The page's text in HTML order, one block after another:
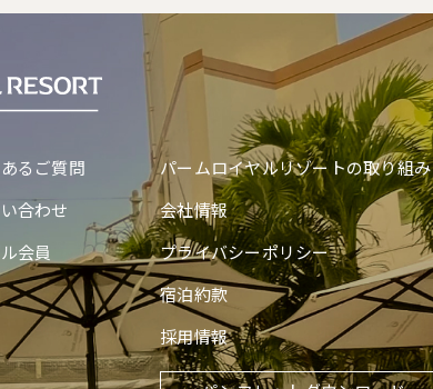
るご質問
合わせ
会員
パームロイヤルリゾートの取り組み
会社情報
プライバシーポリシー
宿泊約款
採用情報